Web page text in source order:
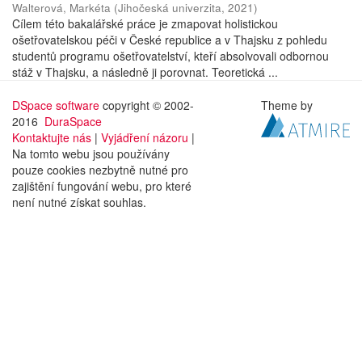
Walterová, Markéta (Jihočeská univerzita, 2021)
Cílem této bakalářské práce je zmapovat holistickou
ošetřovatelskou péči v České republice a v Thajsku z pohledu
studentů programu ošetřovatelství, kteří absolvovali odbornou
stáž v Thajsku, a následně ji porovnat. Teoretická ...
DSpace software copyright © 2002-
2016 DuraSpace
Kontaktujte nás | Vyjádření názoru |
Na tomto webu jsou používány
pouze cookies nezbytně nutné pro
zajištění fungování webu, pro které
není nutné získat souhlas.
Theme by